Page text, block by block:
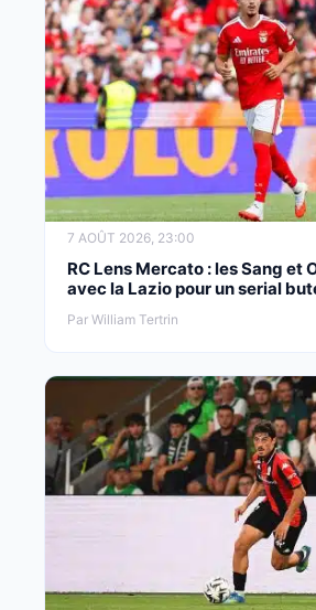
7 AOÛT 2026, 23:00
RC Lens Mercato : les Sang et
avec la Lazio pour un serial
Par William Tertrin